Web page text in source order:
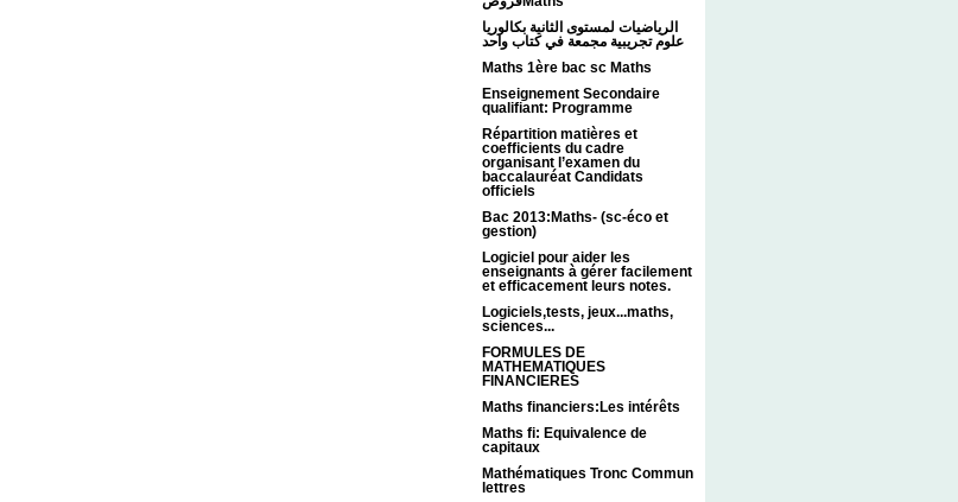
الرياضيات لمستوى الثانية بكالوريا
علوم تجريبية مجمعة في كتاب واحد
Maths 1ère bac sc Maths
Enseignement Secondaire
qualifiant: Programme
Répartition matières et
coefficients du cadre
organisant l’examen du
baccalauréat Candidats
officiels
Bac 2013:Maths- (sc-éco et
gestion)
Logiciel pour aider les
enseignants à gérer facilement
et efficacement leurs notes.
Logiciels,tests, jeux...maths,
sciences...
FORMULES DE
MATHEMATIQUES
FINANCIERES
Maths financiers:Les intérêts
Maths fi: Equivalence de
capitaux
Mathématiques Tronc Commun
lettres